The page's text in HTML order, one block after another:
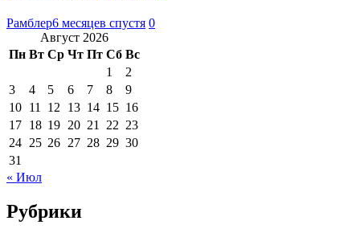
Рамблер6 месяцев спустя 0
Август 2026
Пн Вт Ср Чт Пт Сб Вс
1
2
3
4 5 6 7 8
9
10 11 12 13 14 15 16
17 18 19 20 21 22 23
24 25 26 27 28 29 30
31
« Июл
Рубрики